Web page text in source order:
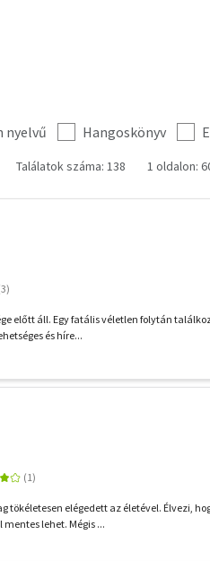
nyelvű Hangoskönyv
Találatok száma: 138 1 oldalon:
előtt áll. Egy fatális véletlen folytán
és híre...
tökéletesen elégedett az életével. Élvezi,
lehet. Mégis ...